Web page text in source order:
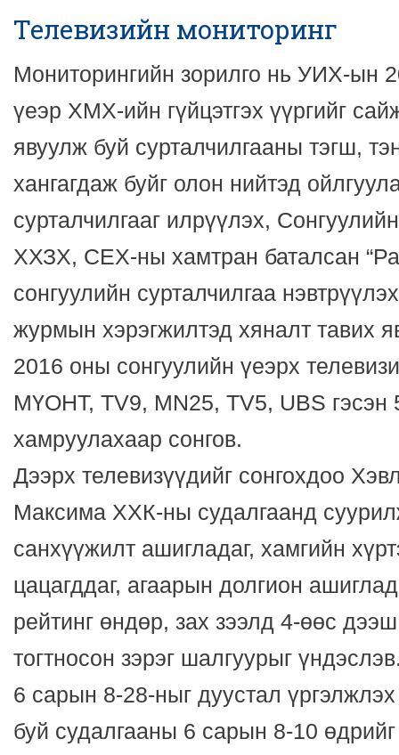
Телевизийн мониторинг
Мониторингийн зорилго нь УИХ-ын
үеэр ХМХ-ийн гүйцэтгэх үүргийг
явуулж буй сурталчилгааны тэгш,
хангагдаж буйг олон нийтэд
сурталчилгааг илрүүлэх,
ХХЗХ, СЕХ-ны хамтран баталсан
сонгуулийн сурталчилгаа
журмын хэрэгжилтэд хяналт тавих
2016 оны сонгуулийн үеэрх
МҮОНТ, ТV9, MN25, ТV5, UBS гэсэн
хамруулахаар сонгов.
Дээрх телевизүүдийг сонгохдоо
Максима ХХК-ны судалгаанд
санхүүжилт ашигладаг, хамгийн
цацагддаг, агаарын долгион
рейтинг өндөр, зах зээлд 4-өөс
тогтносон зэрэг шалгуурыг
6 сарын 8-28-ныг дуустал
буй судалгааны 6 сарын 8-10 өдрийг